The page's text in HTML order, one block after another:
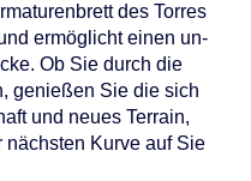
des Tor­res
er­mög­licht ei­nen un­
Ob Sie durch die
ge­nie­ßen Sie die sich
und neu­es Ter­rain,
Kur­ve auf Sie